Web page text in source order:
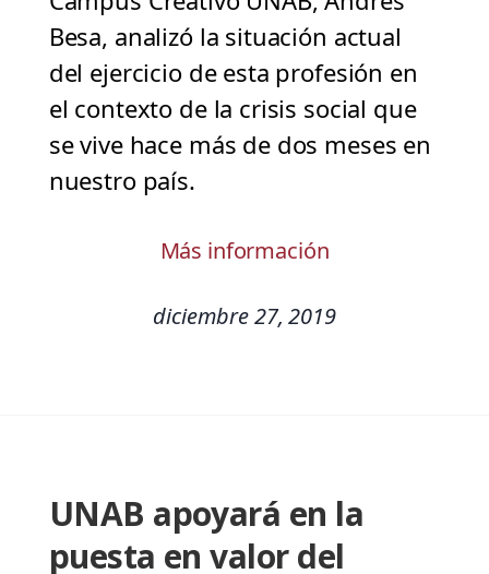
Besa, analizó la situación actual
del ejercicio de esta profesión en
el contexto de la crisis social que
se vive hace más de dos meses en
nuestro país.
Más información
diciembre 27, 2019
UNAB apoyará en la
puesta en valor del